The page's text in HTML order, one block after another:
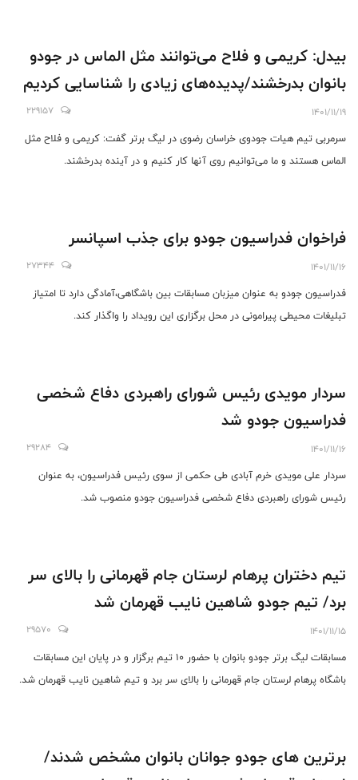
بیدل: کریمی و فلاح می‌توانند مثل الماس در جودو
بانوان بدرخشند/پدیده‌های زیادی را شناسایی کردیم
1401/11/19
229157
سرمربی تیم هیات جودوی خراسان رضوی در لیگ برتر گفت: کریمی و فلاح مثل
الماس هستند و ما می‌توانیم روی آنها کار کنیم و در آینده بدرخشند.
فراخوان فدراسیون جودو برای جذب اسپانسر
1401/11/16
27344
فدراسیون جودو به عنوان میزبان مسابقات بین باشگاهی،آمادگی دارد تا امتیاز
تبلیغات محیطی پیرامونی در محل برگزاری این رویداد را واگذار کند.
سردار مویدی رئیس شورای راهبردی دفاع شخصی
فدراسیون جودو شد
1401/11/16
29284
سردار علی مویدی خرم آبادی طی حکمی از سوی رئیس فدراسیون، به عنوان
رئیس شورای راهبردی دفاع شخصی فدراسیون جودو منصوب شد.
تیم دختران پرهام لرستان جام قهرمانی را بالای سر
برد/ تیم جودو شاهین نایب قهرمان شد
1401/11/15
29570
مسابقات لیگ برتر جودو بانوان با حضور ۱۰ تیم برگزار و در پایان این مسابقات
باشگاه پرهام لرستان جام قهرمانی را بالای سر برد و تیم شاهین نایب قهرمان شد.
برترین های جودو جوانان بانوان مشخص شدند/